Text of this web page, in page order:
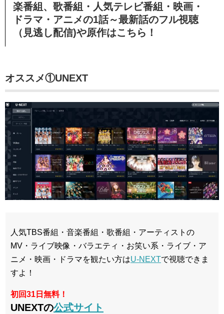
楽番組、歌番組・人気テレビ番組・映画・
ドラマ・アニメの1話～最新話のフル視聴
（見逃し配信)や原作はこちら！
オススメ①UNEXT
人気TBS番組・音楽番組・歌番組・アーティストの
MV・ライブ映像・バラエティ・お笑い系・ライブ・ア
ニメ・映画・ドラマを観たい方はU-NEXTで視聴できま
すよ！
初回31日無料！
UNEXTの公式サイト